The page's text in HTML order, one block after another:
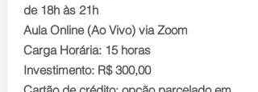
de 18h às 21h
Aula Online (Ao Vivo) via Zoom
Carga Horária: 15 horas
Investimento: R$ 300,00